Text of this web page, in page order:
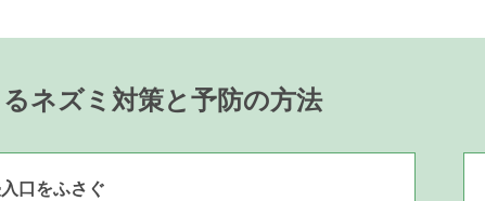
ネズミ対策と予防の方法
口をふさぐ